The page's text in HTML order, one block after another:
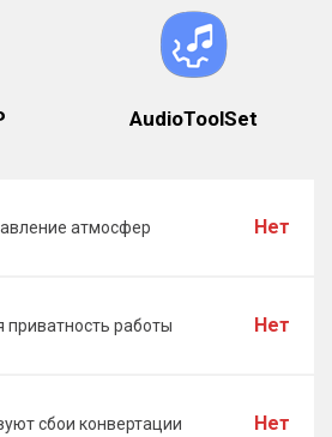
AudioToolSet
атмосфер Нет
приватность работы Нет
сбои конвертации Нет